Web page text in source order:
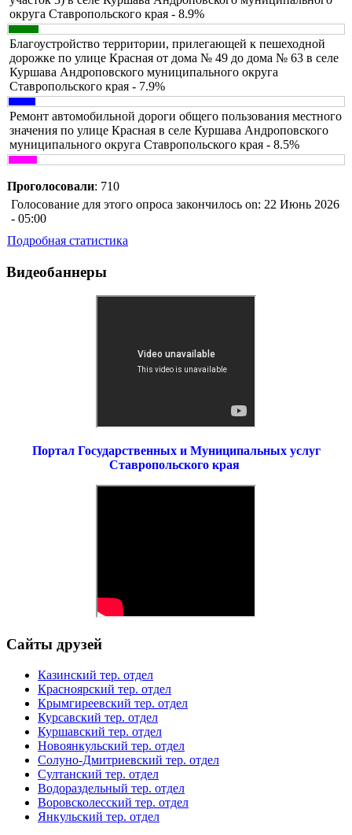
округа Ставропольского края - 8.9%
Благоустройство территории, прилегающей к пешеходной
дорожке по улице Красная от дома № 49 до дома № 63 в селе
Куршава Андроповского муниципального округа
Ставропольского края - 7.9%
Ремонт автомобильной дороги общего пользования местного
значения по улице Красная в селе Куршава Андроповского
муниципального округа Ставропольского края - 8.5%
Проголосовали: 710
Голосование для этого опроса закончилось on: 22 Июнь 2026
- 05:00
Подробная статистика
Видеобаннеры
Портал Государственных и Муниципальных услуг
Ставропольского края
Сайты друзей
Казинский тер. отдел
Красноярский тер. отдел
Крымгиреевский тер. отдел
Курсавский тер. отдел
Куршавский тер. отдел
Новоянкульский тер. отдел
Солуно-Дмитриевский тер. отдел
Султанский тер. отдел
Водораздельный тер. отдел
Воровсколесский тер. отдел
Янкульский тер. отдел